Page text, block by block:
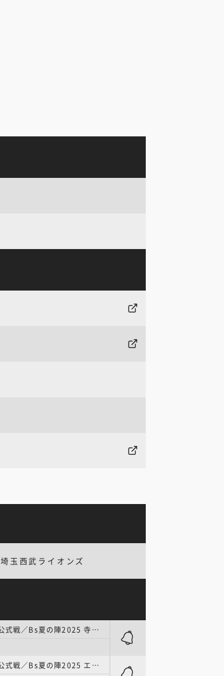
埼玉西武ライオンズ
プロ野球 | パ・リーグ公式戦／Bs夏の陣2025 寺西×今井
プロ野球 | パ・リーグ公式戦／Bs夏の陣2025 エスピノーザ×加藤貴